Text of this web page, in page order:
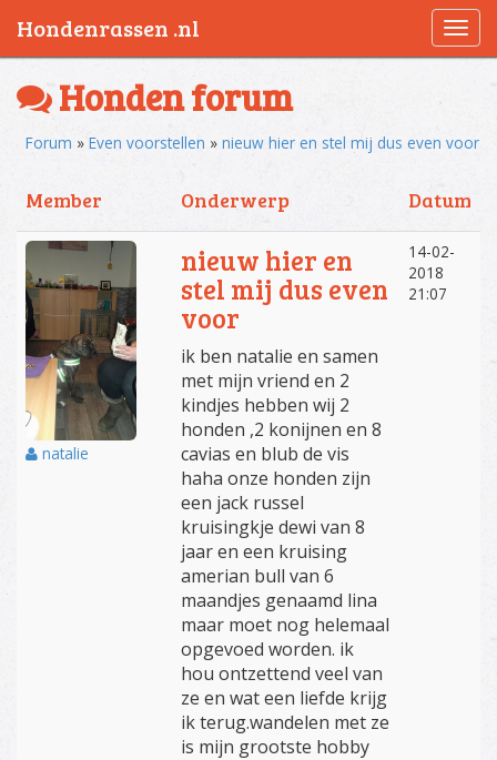
Honden forum
Forum » Even voorstellen » nieuw hier en stel mij dus even voor
Member Onderwerp Datum
natalie
nieuw hier en
stel mij dus even
voor
ik ben natalie en samen
met mijn vriend en 2
kindjes hebben wij 2
honden ,2 konijnen en 8
cavias en blub de vis
haha onze honden zijn
een jack russel
kruisingkje dewi van 8
jaar en een kruising
amerian bull van 6
maandjes genaamd lina
maar moet nog helemaal
opgevoed worden. ik
hou ontzettend veel van
ze en wat een liefde krijg
ik terug.wandelen met ze
is mijn grootste hobby
14-02-
2018
21:07
Hondenrassen .nl